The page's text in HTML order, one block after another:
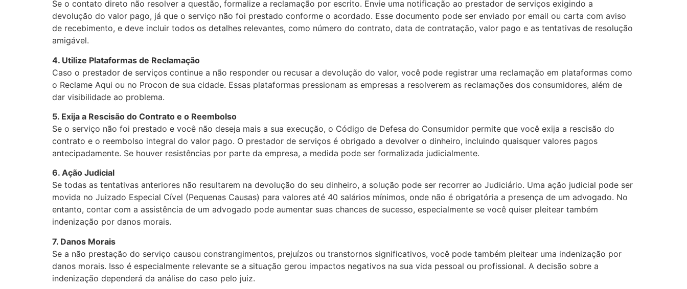
Se o contato direto não resolver a questão, formalize a reclamação por escrito. Envie uma notificação ao prestador de serviços exigindo a
devolução do valor pago, já que o serviço não foi prestado conforme o acordado. Esse documento pode ser enviado por email ou carta com aviso
de recebimento, e deve incluir todos os detalhes relevantes, como número do contrato, data de contratação, valor pago e as tentativas de resolução
amigável.
4. Utilize Plataformas de Reclamação
Caso o prestador de serviços continue a não responder ou recusar a devolução do valor, você pode registrar uma reclamação em plataformas como
o Reclame Aqui ou no Procon de sua cidade. Essas plataformas pressionam as empresas a resolverem as reclamações dos consumidores, além de
dar visibilidade ao problema.
5. Exija a Rescisão do Contrato e o Reembolso
Se o serviço não foi prestado e você não deseja mais a sua execução, o Código de Defesa do Consumidor permite que você exija a rescisão do
contrato e o reembolso integral do valor pago. O prestador de serviços é obrigado a devolver o dinheiro, incluindo quaisquer valores pagos
antecipadamente. Se houver resistências por parte da empresa, a medida pode ser formalizada judicialmente.
6. Ação Judicial
Se todas as tentativas anteriores não resultarem na devolução do seu dinheiro, a solução pode ser recorrer ao Judiciário. Uma ação judicial pode ser
movida no Juizado Especial Cível (Pequenas Causas) para valores até 40 salários mínimos, onde não é obrigatória a presença de um advogado. No
entanto, contar com a assistência de um advogado pode aumentar suas chances de sucesso, especialmente se você quiser pleitear também
indenização por danos morais.
7. Danos Morais
Se a não prestação do serviço causou constrangimentos, prejuízos ou transtornos significativos, você pode também pleitear uma indenização por
danos morais. Isso é especialmente relevante se a situação gerou impactos negativos na sua vida pessoal ou profissional. A decisão sobre a
indenização dependerá da análise do caso pelo juiz.